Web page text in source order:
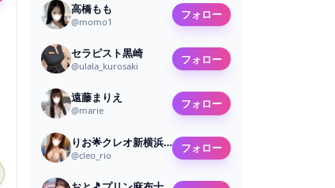
高橋もも
@momo1 フォロー
セラピスト黒崎
@ulala_kurosaki フォロー
遠藤まりえ
@marie フォロー
りお🌟クレオ新横浜・戸塚
@cleo_rio フォロー